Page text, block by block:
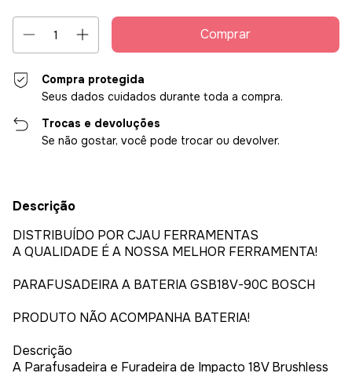
Compra protegida
Seus dados cuidados durante toda a compra.
Trocas e devoluções
Se não gostar, você pode trocar ou devolver.
Descrição
DISTRIBUÍDO POR CJAU FERRAMENTAS
A QUALIDADE É A NOSSA MELHOR FERRAMENTA!
PARAFUSADEIRA A BATERIA GSB18V-90C BOSCH
PRODUTO NÃO ACOMPANHA BATERIA!
Descrição
A Parafusadeira e Furadeira de Impacto 18V Brushless